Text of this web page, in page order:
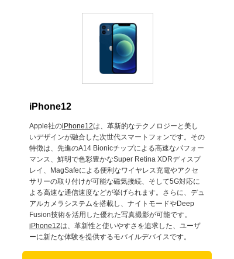
iPhone12
Apple社のiPhone12は、革新的なテクノロジーと美し
いデザインが融合した次世代スマートフォンです。その
特徴は、先進のA14 Bionicチップによる高速なパフォー
マンス、鮮明で色彩豊かなSuper Retina XDRディスプ
レイ、MagSafeによる便利なワイヤレス充電やアクセ
サリーの取り付けが可能な磁気接続、そして5G対応に
よる高速な通信速度などが挙げられます。さらに、デュ
アルカメラシステムを搭載し、ナイトモードやDeep
Fusion技術を活用した優れた写真撮影が可能です。
iPhone12は、革新性と使いやすさを追求した、ユーザ
ーに新たな体験を提供するモバイルデバイスです。